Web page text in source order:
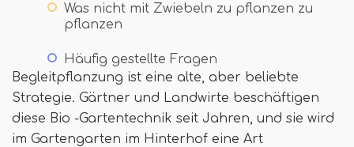
Was nicht mit Zwiebeln zu pflanzen zu
pflanzen
Häufig gestellte Fragen
Begleitpflanzung ist eine alte, aber beliebte
Strategie. Gärtner und Landwirte beschäftigen
diese Bio -Gartentechnik seit Jahren, und sie wird
im Gartengarten im Hinterhof eine Art